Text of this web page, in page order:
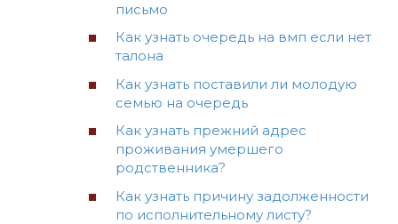
письмо
Как узнать очередь на вмп если нет
талона
Как узнать поставили ли молодую
семью на очередь
Как узнать прежний адрес
проживания умершего
родственника?
Как узнать причину задолженности
по исполнительному листу?